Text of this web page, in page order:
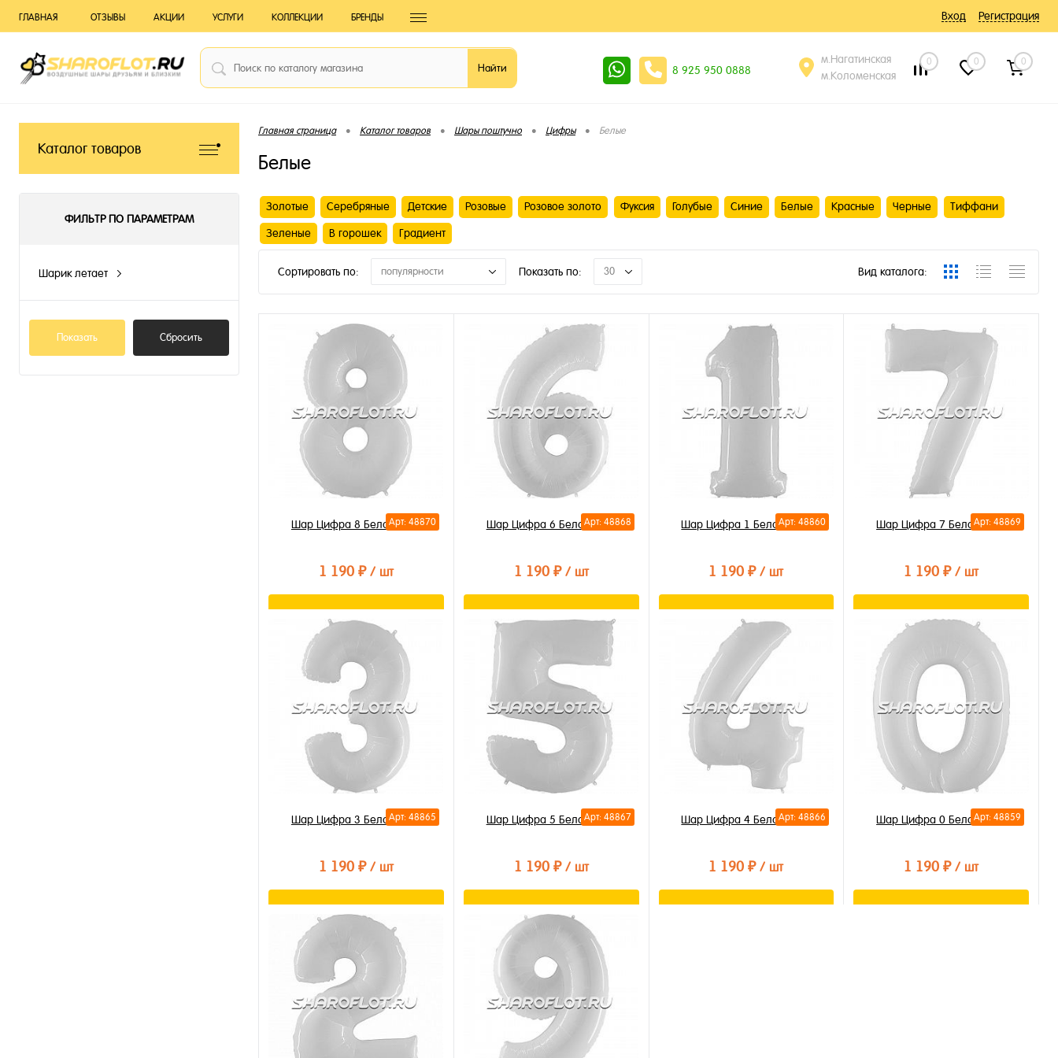
ГЛАВНАЯ ОТЗЫВЫ АКЦИИ УСЛУГИ КОЛЛЕКЦИИ БРЕНДЫ Вход Регистрация
8 925 950 0888
м.Нагатинская
м.Коломенская
0 0 0
Каталог товаров
ФИЛЬТР ПО ПАРАМЕТРАМ
Шарик летает
Показать Сбросить
Главная страница • Каталог товаров • Шары поштучно • Цифры • Белые
Белые
Золотые Серебряные Детские Розовые Розовое золото Фуксия Голубые Синие Белые Красные Черные Тиффани
Зеленые В горошек Градиент
Сортировать по: популярности Показать по: 30 Вид каталога:
Арт: 48870
Шар Цифра 8 Белая 85см
1 190 ₽ / шт
В корзину
Купить в 1 клик
В избранное
Арт: 48868
Шар Цифра 6 Белая 85см
1 190 ₽ / шт
В корзину
Купить в 1 клик
В избранное
Арт: 48860
Шар Цифра 1 Белая 85см
1 190 ₽/ шт
В корзину
Купить в 1 клик
В избранное
В наличии
Арт: 48869
Шар Цифра 7 Белая 85см
1 190 ₽/ шт
В корзину
Купить в 1 клик
В избранное
В наличии
Арт: 48865
Шар Цифра 3 Белая 85см
1 190 ₽ / шт
В корзину
Купить в 1 клик
В избранное
В наличии
Арт: 48867
Шар Цифра 5 Белая 85см
1 190 ₽ / шт
В корзину
Купить в 1 клик
В избранное
В наличии
Арт: 48866
Шар Цифра 4 Белая 85см
1 190 ₽/ шт
Арт: 48859
Шар Цифра 0 Белая 85см
1 190 ₽/ шт